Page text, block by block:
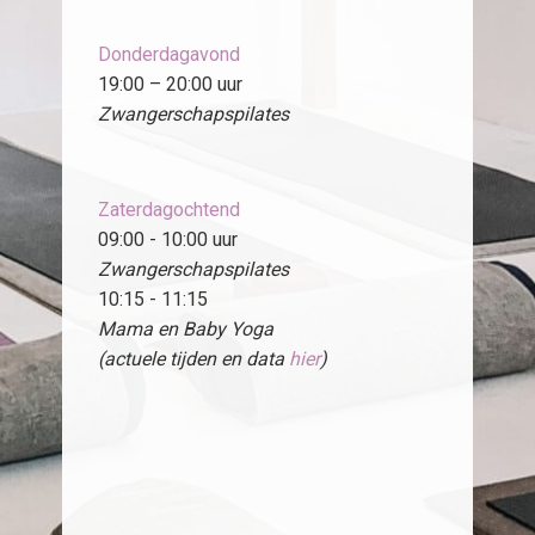
Donderdagavond
19:00 – 20:00 uur
Zwangerschapspilates
Zaterdagochtend
09:00 - 10:00 uur
Zwangerschapspilates
10:15 - 11:15
Mama en Baby Yoga
(actuele tijden en data hier)